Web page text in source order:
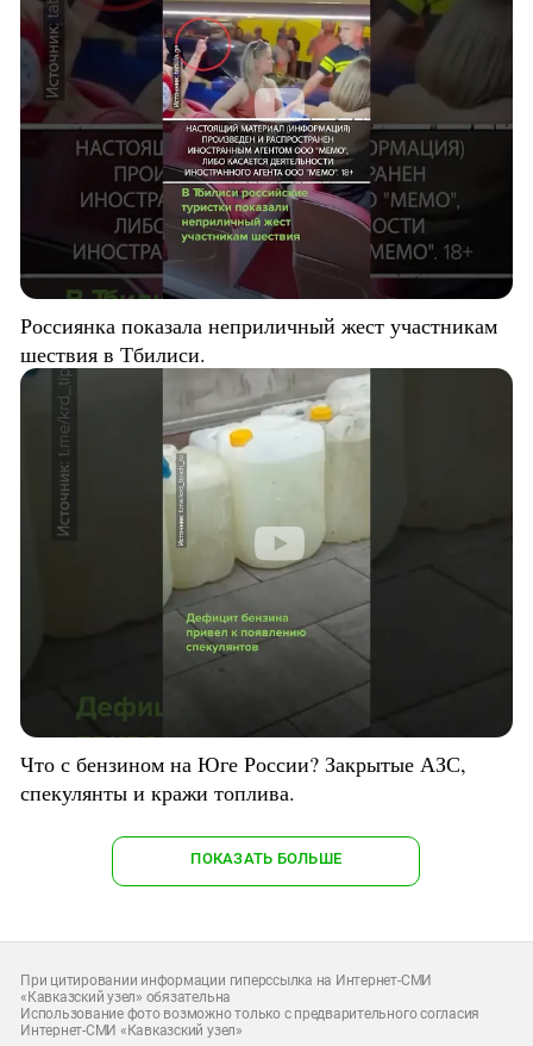
Россиянка показала неприличный жест участникам
шествия в Тбилиси.
Что с бензином на Юге России? Закрытые АЗС,
спекулянты и кражи топлива.
ПОКАЗАТЬ БОЛЬШЕ
При цитировании информации гиперссылка на Интернет-СМИ
«Кавказский узел» обязательна
Использование фото возможно только с предварительного согласия
Интернет-СМИ «Кавказский узел»